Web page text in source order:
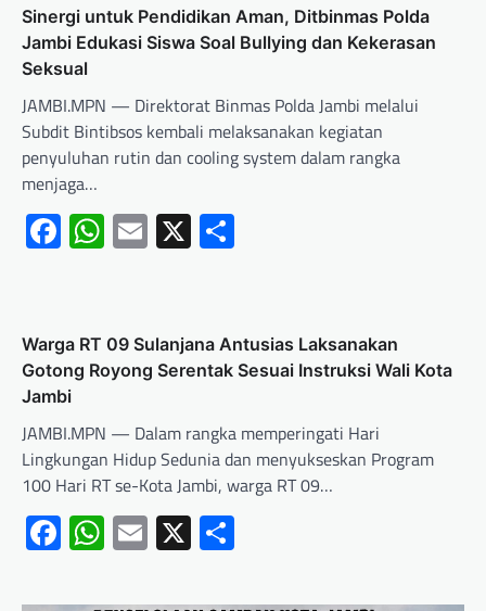
Sinergi untuk Pendidikan Aman, Ditbinmas Polda
Jambi Edukasi Siswa Soal Bullying dan Kekerasan
Seksual
JAMBI.MPN — Direktorat Binmas Polda Jambi melalui
Subdit Bintibsos kembali melaksanakan kegiatan
penyuluhan rutin dan cooling system dalam rangka
menjaga…
Facebook
WhatsApp
Email
X
Warga RT 09 Sulanjana Antusias Laksanakan
Gotong Royong Serentak Sesuai Instruksi Wali Kota
Jambi
JAMBI.MPN — Dalam rangka memperingati Hari
Lingkungan Hidup Sedunia dan menyukseskan Program
100 Hari RT se-Kota Jambi, warga RT 09…
Facebook
WhatsApp
Email
X